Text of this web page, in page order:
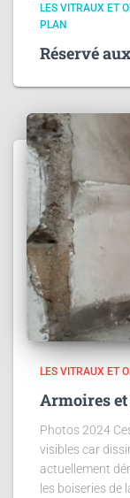
LES VITRAUX ET
PLAN
Réservé
LES VITRAUX ET
Armoires
Photos 2024
visibles car
actuellement
les boiseries de